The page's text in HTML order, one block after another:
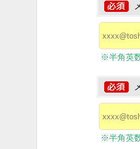
※半角英
※半角英